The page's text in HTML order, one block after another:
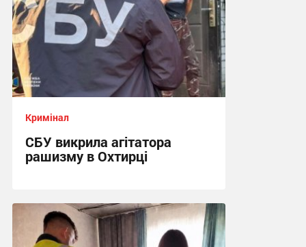
Кримінал
СБУ викрила агітатора
рашизму в Охтирці
13:34, 6.08.2026